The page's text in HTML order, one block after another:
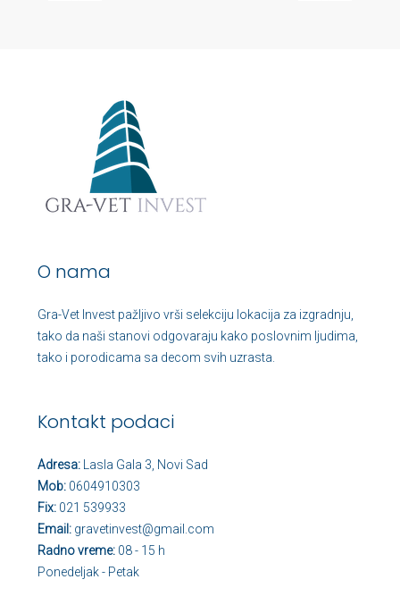
O nama
Gra-Vet Invest pažljivo vrši selekciju lokacija za izgradnju,
tako da naši stanovi odgovaraju kako poslovnim ljudima,
tako i porodicama sa decom svih uzrasta.
Kontakt podaci
Adresa: Lasla Gala 3, Novi Sad
Mob: 0604910303
Fix: 021 539933
Email: gravetinvest@gmail.com
Radno vreme: 08 - 15 h
Ponedeljak - Petak